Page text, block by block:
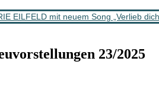
EILFELD mit neuem Song „Verlieb
23/2025